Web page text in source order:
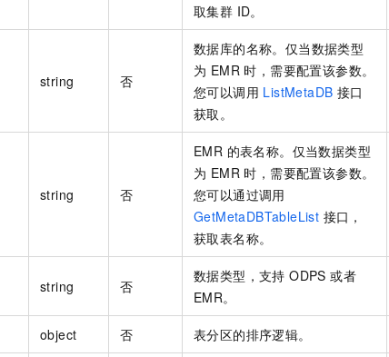
取集群 ID。
string 否
数据库的名称。仅当数据类型
为 EMR 时，需要配置该参数。
您可以调用 ListMetaDB 接口
获取。
string 否
EMR 的表名称。仅当数据类型
为 EMR 时，需要配置该参数。
您可以通过调用
GetMetaDBTableList 接口，
获取表名称。
string 否
数据类型，支持 ODPS 或者
EMR。
object 否 表分区的排序逻辑。